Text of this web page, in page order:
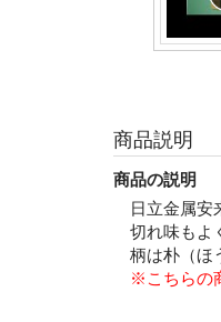
商品説明
商品の説明
日立金属安
切れ味もよ
柄は朴（ほ
※こちらの